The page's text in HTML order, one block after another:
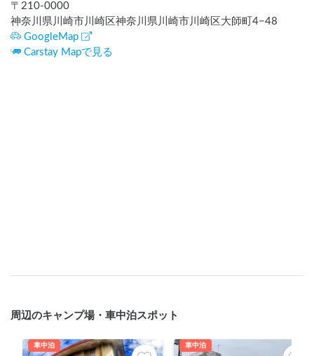
〒 210-0000
神奈川県川崎市川崎区神奈川県川崎市川崎区大師町4−48
GoogleMap
Carstay Mapで見る
周辺のキャンプ場・車中泊スポット
車中泊 車中泊